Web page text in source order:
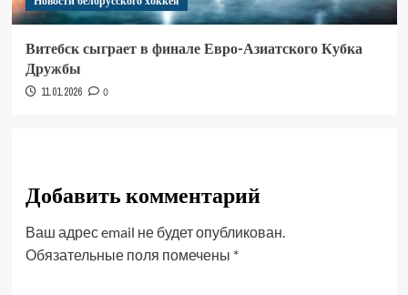
Витебск сыграет в финале Евро-Азиатского Кубка
Дружбы
11.01.2026 0
Добавить комментарий
Ваш адрес email не будет опубликован.
Обязательные поля помечены *